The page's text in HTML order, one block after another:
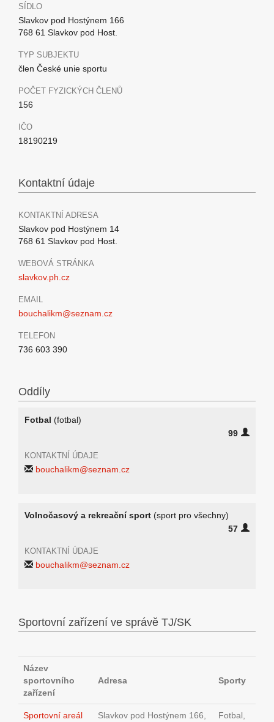
SÍDLO
Slavkov pod Hostýnem 166
768 61 Slavkov pod Host.
TYP SUBJEKTU
člen České unie sportu
POČET FYZICKÝCH ČLENŮ
156
IČO
18190219
Kontaktní údaje
KONTAKTNÍ ADRESA
Slavkov pod Hostýnem 14
768 61 Slavkov pod Host.
WEBOVÁ STRÁNKA
slavkov.ph.cz
EMAIL
bouchalikm@seznam.cz
TELEFON
736 603 390
Oddíly
Fotbal (fotbal)
99
KONTAKTNÍ ÚDAJE
bouchalikm@seznam.cz
Volnočasový a rekreační sport (sport pro všechny)
57
KONTAKTNÍ ÚDAJE
bouchalikm@seznam.cz
Sportovní zařízení ve správě TJ/SK
Název
sportovního
zařízení
Adresa Sporty
Sportovní areál Slavkov pod Hostýnem 166, Fotbal,